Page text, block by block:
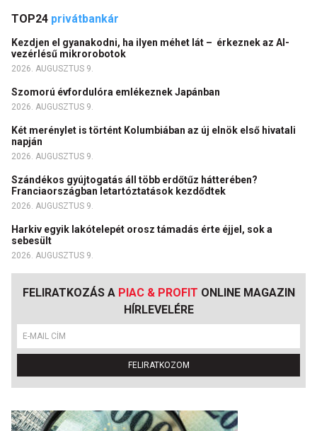
TOP24 privátbankár
Kezdjen el gyanakodni, ha ilyen méhet lát – érkeznek az AI-
vezérlésű mikrorobotok
2026. AUGUSZTUS 9.
Szomorú évfordulóra emlékeznek Japánban
2026. AUGUSZTUS 9.
Két merénylet is történt Kolumbiában az új elnök első hivatali
napján
2026. AUGUSZTUS 9.
Szándékos gyújtogatás áll több erdőtűz hátterében?
Franciaországban letartóztatások kezdődtek
2026. AUGUSZTUS 9.
Harkiv egyik lakótelepét orosz támadás érte éjjel, sok a
sebesült
2026. AUGUSZTUS 9.
FELIRATKOZÁS A PIAC & PROFIT ONLINE MAGAZIN
HÍRLEVELÉRE
FELIRATKOZOM